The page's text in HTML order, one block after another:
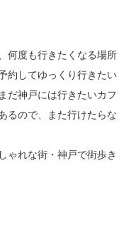
何度も行きたくなる場所
約してゆっくり行きたい
だ神戸には行きたいカフ
るので、また行けたらな
ゃれな街・神戸で街歩き